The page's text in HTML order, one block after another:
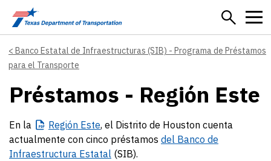
Skip to main content
Banco Estatal de Infraestructuras (SIB) - Programa de Préstamos
para el Transporte
Préstamos - Región Este
En la Región Este, el Distrito de Houston cuenta
actualmente con cinco préstamos del Banco de
Infraestructura Estatal (SIB).